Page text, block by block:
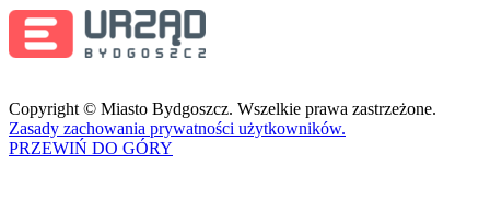
Copyright © Miasto Bydgoszcz. Wszelkie prawa zastrzeżone.
Zasady zachowania prywatności użytkowników.
PRZEWIŃ DO GÓRY